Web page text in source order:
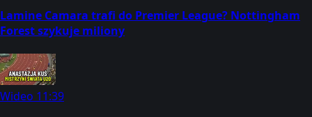
Lamine Camara trafi do Premier League? Nottingham
Forest szykuje miliony
Wideo 11:39